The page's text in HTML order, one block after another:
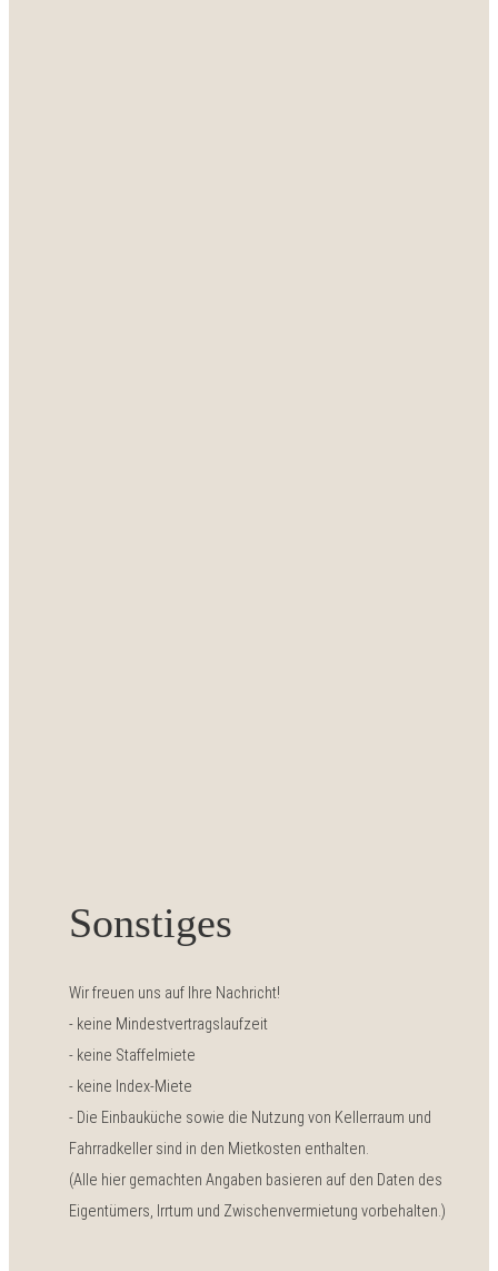
Sonstiges
Wir freuen uns auf Ihre Nachricht!
- keine Mindestvertragslaufzeit
- keine Staffelmiete
- keine Index-Miete
- Die Einbauküche sowie die Nutzung von Kellerraum und
Fahrradkeller sind in den Mietkosten enthalten.
(Alle hier gemachten Angaben basieren auf den Daten des
Eigentümers, Irrtum und Zwischenvermietung vorbehalten.)